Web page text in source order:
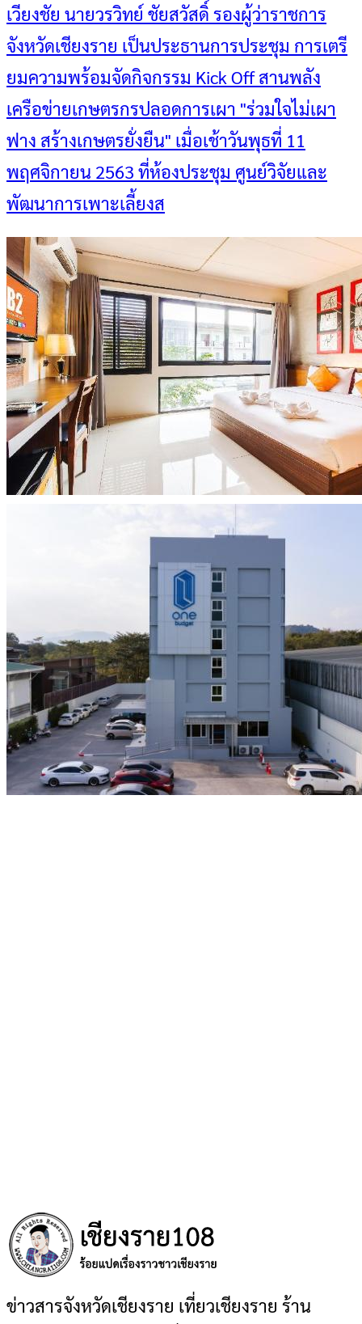
เวียงชัย นายวรวิทย์ ชัยสวัสดิ์ รองผู้ว่าราชการ
จังหวัดเชียงราย เป็นประธานการประชุม การเตรี
ยมความพร้อมจัดกิจกรรม Kick Off สานพลัง
เครือข่ายเกษตรกรปลอดการเผา "ร่วมใจไม่เผา
ฟาง สร้างเกษตรยั่งยืน" เมื่อเช้าวันพุธที่ 11
พฤศจิกายน 2563 ที่ห้องประชุม ศูนย์วิจัยและ
พัฒนาการเพาะเลี้ยงส
ข่าวสารจังหวัดเชียงราย เที่ยวเชียงราย ร้าน